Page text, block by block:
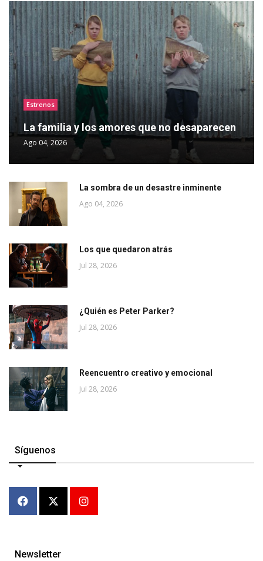
Estrenos
La familia y los amores que no desaparecen
Ago 04, 2026
La sombra de un desastre inminente
Ago 04, 2026
Los que quedaron atrás
Jul 28, 2026
¿Quién es Peter Parker?
Jul 28, 2026
Reencuentro creativo y emocional
Jul 28, 2026
Síguenos
Newsletter